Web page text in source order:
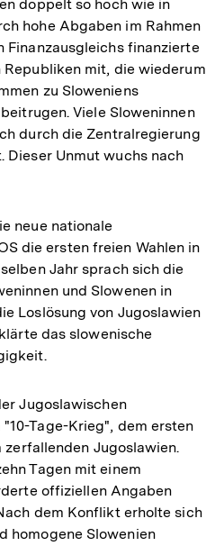
doppelt so hoch wie in
hohe Abgaben im Rahmen
Finanzausgleichs finanzierte
mit, die wiederum
zu Sloweniens
Viele Sloweninnen
durch die Zentralregierung
Dieser Unmut wuchs nach
neue nationale
die ersten freien Wahlen in
Jahr sprach sich die
und Slowenen in
Loslösung von Jugoslawien
das slowenische
Jugoslawischen
Tage-Krieg", dem ersten
Jugoslawien.
Tagen mit einem
offiziellen Angaben
dem Konflikt erholte sich
homogene Slowenien